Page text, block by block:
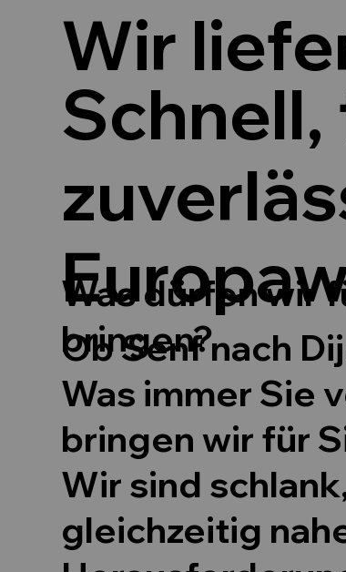
Wir
Was dürfen wir
bringen?
Ob Senf nach
Was immer Sie
bringen wir für
Wir sind
gleichzeitig